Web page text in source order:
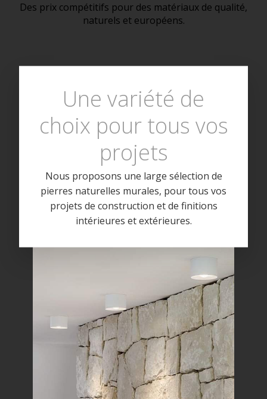
Des prix compétitifs pour des matériaux de qualité,
naturels et européens.
Une variété de
choix pour tous vos
projets
Nous proposons une large sélection de
pierres naturelles murales, pour tous vos
projets de construction et de finitions
intérieures et extérieures.